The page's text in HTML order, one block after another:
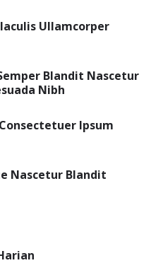
Ullamcorper
Blandit Nascetur
Nibh
Ipsum
Nascetur Blandit